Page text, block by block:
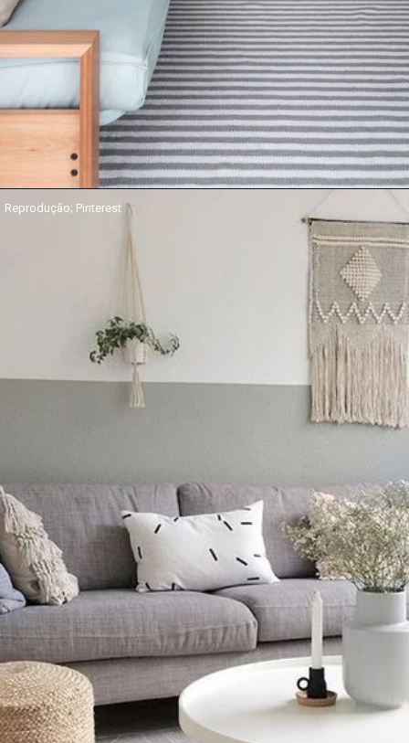
Reprodução; Pinterest